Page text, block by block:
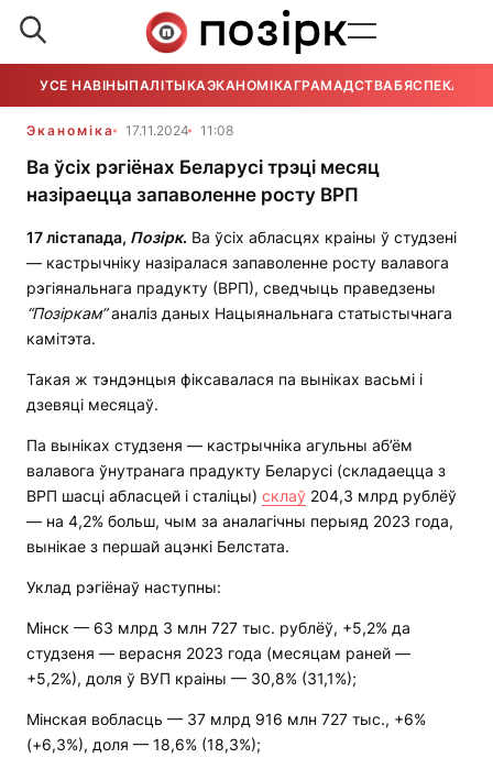
УСЕ НАВІНЫПАЛІТЫКАЭКАНОМІКАГРАМАДСТВАБЯСПЕКА
Эканоміка 17.11.2024 11:08
Ва ўсіх рэгіёнах Беларусі трэці месяц
назіраецца запаволенне росту ВРП
17 лістапада, Позірк. Ва ўсіх абласцях краіны ў студзені
— кастрычніку назіралася запаволенне росту валавога
рэгіянальнага прадукту (ВРП), сведчыць праведзены
“Позіркам”аналіз даных Нацыянальнага статыстычнага
камітэта.
Такая ж тэндэнцыя фіксавалася па выніках васьмі і
дзевяці месяцаў.
Па выніках студзеня — кастрычніка агульны аб’ём
валавога ўнутранага прадукту Беларусі (складаецца з
ВРП шасці абласцей і сталіцы) склаў 204,3 млрд рублёў
— на 4,2% больш, чым за аналагічны перыяд 2023 года,
вынікае з першай ацэнкі Белстата.
Уклад рэгіёнаў наступны:
Мінск — 63 млрд 3 млн 727 тыс. рублёў, +5,2% да
студзеня — верасня 2023 года (месяцам раней —
+5,2%), доля ў ВУП краіны — 30,8% (31,1%);
Мінская вобласць — 37 млрд 916 млн 727 тыс., +6%
(+6,3%), доля — 18,6% (18,3%);